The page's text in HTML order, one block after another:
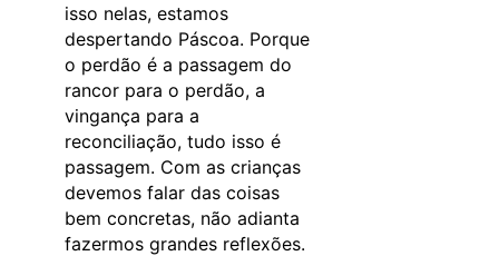
isso nelas, estamos
despertando Páscoa. Porque
o perdão é a passagem do
rancor para o perdão, a
vingança para a
reconciliação, tudo isso é
passagem. Com as crianças
devemos falar das coisas
bem concretas, não adianta
fazermos grandes reflexões.